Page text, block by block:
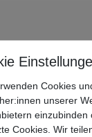
Cookies
unserer
Cookies. Wir